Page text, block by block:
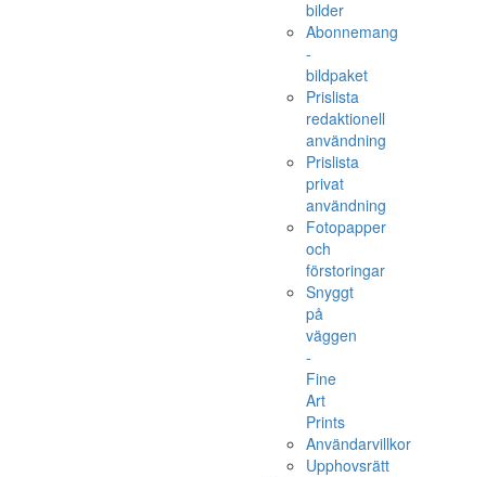
bilder
Abonnemang
-
bildpaket
Prislista
redaktionell
användning
Prislista
privat
användning
Fotopapper
och
förstoringar
Snyggt
på
väggen
-
Fine
Art
Prints
Användarvillkor
Upphovsrätt